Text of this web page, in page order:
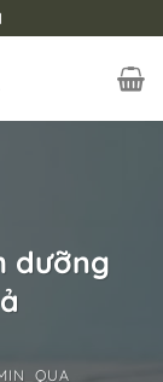
dưỡng